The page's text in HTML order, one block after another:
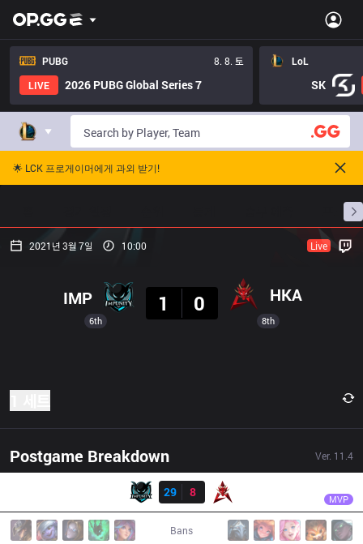
PUBG
8. 8. 토
LIVE
2026 PUBG Global Series 7
LoL
SK
🌟 LCK 프로게이머에게 과외 받기!
프로빌
2021년 3월 7일 10:00 Live
6th
IMP
1
0 HKA
8th
Postgame Breakdown Ver. 11.4
29
8 MVP
Bans